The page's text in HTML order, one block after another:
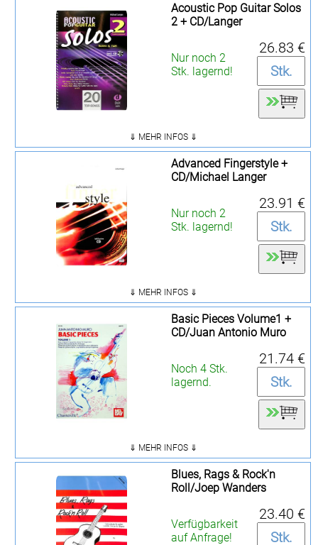
Acoustic Pop Guitar Solos
2 + CD/Langer
Nur noch 2
Stk. lagernd!
26.83 €
⇓ MEHR INFOS ⇓
Advanced Fingerstyle +
CD/Michael Langer
Nur noch 2
Stk. lagernd!
23.91 €
⇓ MEHR INFOS ⇓
Basic Pieces Volume1 +
CD/Juan Antonio Muro
Noch 4 Stk.
lagernd.
21.74 €
⇓ MEHR INFOS ⇓
Blues, Rags & Rock'n
Roll/Joep Wanders
Verfügbarkeit
auf Anfrage!
23.40 €